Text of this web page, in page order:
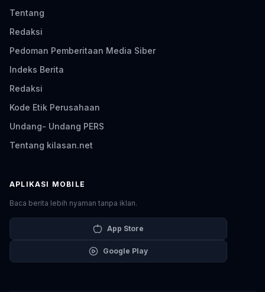
Tentang
Redaksi
Pedoman Pemberitaan Media Siber
Indeks Berita
Redaksi
Kode Etik Perusahaan
Undang- Undang PERS
Tentang kilasan.net
APLIKASI MOBILE
Baca berita lebih nyaman tanpa iklan.
App Store
Google Play